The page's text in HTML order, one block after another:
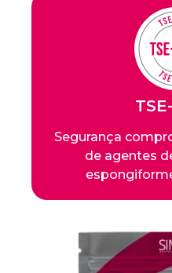
Segurança
de agentes